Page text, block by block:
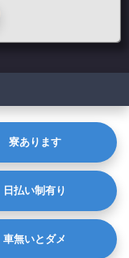
寮あります
日払い制有り
車無いとダメ